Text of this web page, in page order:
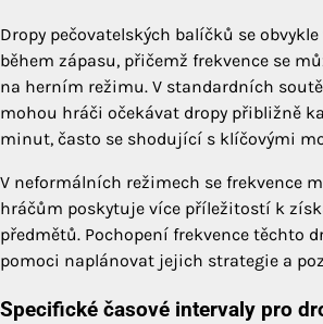
Dropy pečovatelských balíčků se
během zápasu, přičemž frekvence se
na herním režimu. V standardních
mohou hráči očekávat dropy přibližně
minut, často se shodující s klíčovými
V neformálních režimech se frekvence
hráčům poskytuje více příležitostí k
předmětů. Pochopení frekvence těchto
pomoci naplánovat jejich strategie a
Specifické časové intervaly pro